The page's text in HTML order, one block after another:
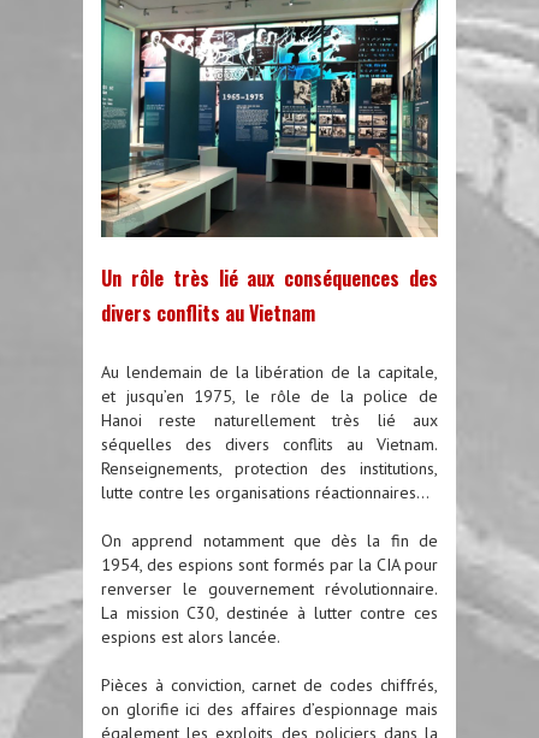
Un rôle très lié aux conséquences des
divers conflits au Vietnam
Au lendemain de la libération de la capitale,
et jusqu’en 1975, le rôle de la police de
Hanoi reste naturellement très lié aux
séquelles des divers conflits au Vietnam.
Renseignements, protection des institutions,
lutte contre les organisations réactionnaires...
On apprend notamment que dès la fin de
1954, des espions sont formés par la CIA pour
renverser le gouvernement révolutionnaire.
La mission C30, destinée à lutter contre ces
espions est alors lancée.
Pièces à conviction, carnet de codes chiffrés,
on glorifie ici des affaires d’espionnage mais
également les exploits des policiers dans la